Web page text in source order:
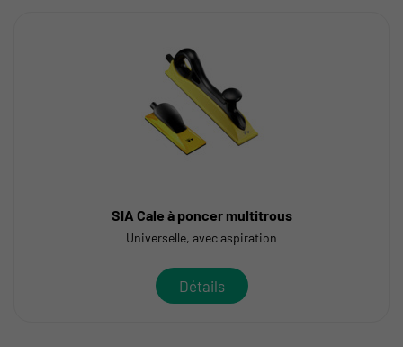
SIA Cale à poncer multitrous
Universelle, avec aspiration
Détails